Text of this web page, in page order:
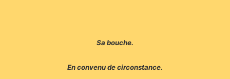
Sa bouche.
En convenu de circonstance.